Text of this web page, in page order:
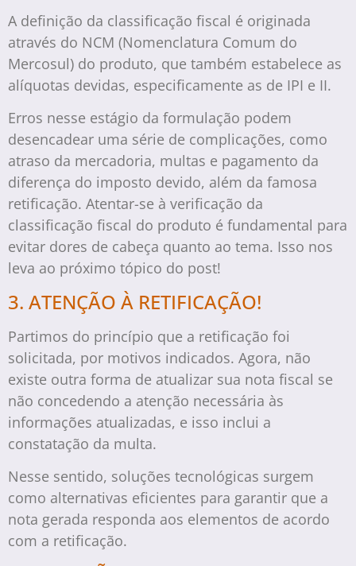
A definição da classificação fiscal é originada
através do NCM (Nomenclatura Comum do
Mercosul) do produto, que também estabelece as
alíquotas devidas, especificamente as de IPI e II.
Erros nesse estágio da formulação podem
desencadear uma série de complicações, como
atraso da mercadoria, multas e pagamento da
diferença do imposto devido, além da famosa
retificação. Atentar-se à verificação da
classificação fiscal do produto é fundamental para
evitar dores de cabeça quanto ao tema. Isso nos
leva ao próximo tópico do post!
3. ATENÇÃO À RETIFICAÇÃO!
Partimos do princípio que a retificação foi
solicitada, por motivos indicados. Agora, não
existe outra forma de atualizar sua nota fiscal se
não concedendo a atenção necessária às
informações atualizadas, e isso inclui a
constatação da multa.
Nesse sentido, soluções tecnológicas surgem
como alternativas eficientes para garantir que a
nota gerada responda aos elementos de acordo
com a retificação.